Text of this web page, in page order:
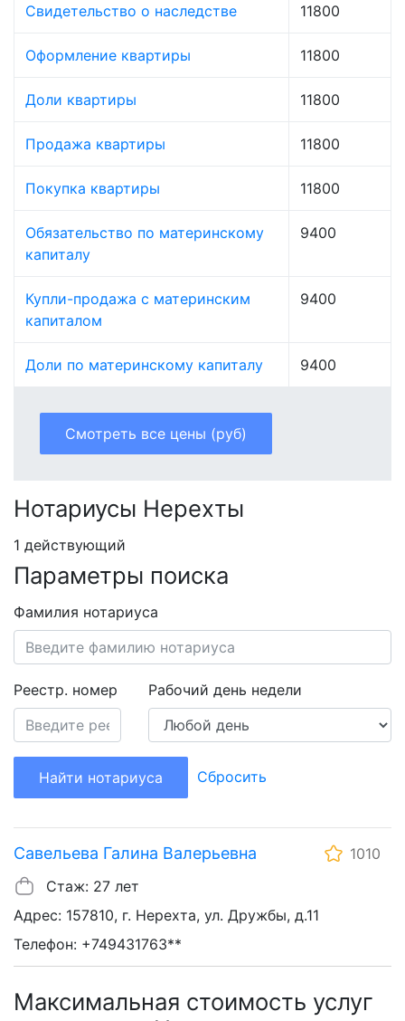
Свидетельство о наследстве 11800
Оформление квартиры 11800
Доли квартиры 11800
Продажа квартиры 11800
Покупка квартиры 11800
Обязательство по материнскому
капиталу
9400
Купли-продажа с материнским
капиталом
9400
Доли по материнскому капиталу 9400
Смотреть все цены (руб)
Нотариусы Нерехты
1 действующий
Параметры поиска
Фамилия нотариуса
Реестр. номер Рабочий день недели
Найти нотариуса Сбросить
Савельева Галина Валерьевна
1010
Стаж: 27 лет
Адрес: 157810, г. Нерехта, ул. Дружбы, д.11
Телефон: +749431763**
Максимальная стоимость услуг